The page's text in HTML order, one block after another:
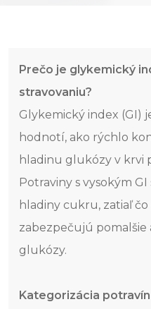
Prečo je glykemický
stravovaniu?
Glykemický index (GI)
hodnotí, ako rýchlo
hladinu glukózy v krvi
Potraviny s vysokým
hladiny cukru, zatiaľ
zabezpečujú pomalšie
glukózy.
Kategorizácia